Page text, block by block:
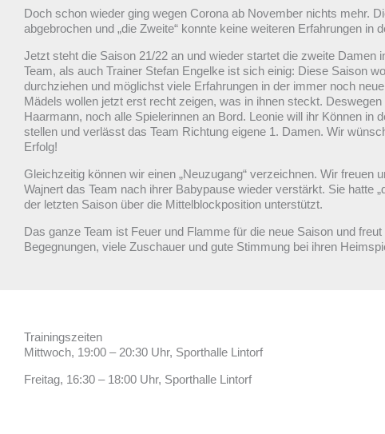
Doch schon wieder ging wegen Corona ab November nichts mehr.
abgebrochen und „die Zweite“ konnte keine weiteren Erfahrungen in
Jetzt steht die Saison 21/22 an und wieder startet die zweite Damen
Team, als auch Trainer Stefan Engelke ist sich einig: Diese Saison
durchziehen und möglichst viele Erfahrungen in der immer noch
Mädels wollen jetzt erst recht zeigen, was in ihnen steckt.
Haarmann, noch alle Spielerinnen an Bord. Leonie will ihr Können in
stellen und verlässt das Team Richtung eigene 1. Damen. Wir
Erfolg!
Gleichzeitig können wir einen „Neuzugang“ verzeichnen. Wir freuen
Wajnert das Team nach ihrer Babypause wieder verstärkt. Sie hatte
der letzten Saison über die Mittelblockposition unterstützt.
Das ganze Team ist Feuer und Flamme für die neue Saison und
Begegnungen, viele Zuschauer und gute Stimmung bei ihren
Trainingszeiten
Mittwoch, 19:00 – 20:30 Uhr, Sporthalle Lintorf
Freitag, 16:30 – 18:00 Uhr, Sporthalle Lintorf